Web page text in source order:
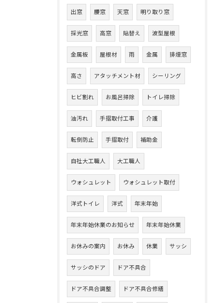
出窓 腰窓 天窓 明り取り窓
採光窓 高窓 貼替え 波型屋根
金属板 屋根材 雨 金属 排煙窓
高さ アタッチメント材 シーリング
ヒビ割れ お風呂掃除 トイレ掃除
油汚れ 手摺取付工事 介護
転倒防止 手摺取付 補助金
自社大工職人 大工職人
ウォシュレット ウォシュレット取付
洋式トイレ 洋式 年末年始
年末年始休業のお知らせ 年末年始休業
お休みの案内 お休み 休業 サッシ
サッシのドア ドア不具合
ドア不具合調整 ドア不具合修繕